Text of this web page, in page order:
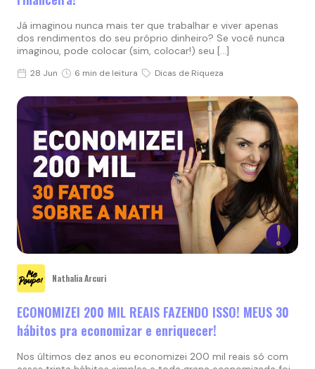
Já imaginou nunca mais ter que trabalhar e viver apenas
dos rendimentos do seu próprio dinheiro? Se você nunca
imaginou, pode colocar (sim, colocar!) seu […]
28 Jun 6 min de leitura Dicas de Riqueza
Nathalia Arcuri
ECONOMIZEI 200 MIL REAIS FAZENDO ISSO! MEUS 30
hábitos pra economizar e enriquecer!
Nos últimos dez anos eu economizei 200 mil reais só com